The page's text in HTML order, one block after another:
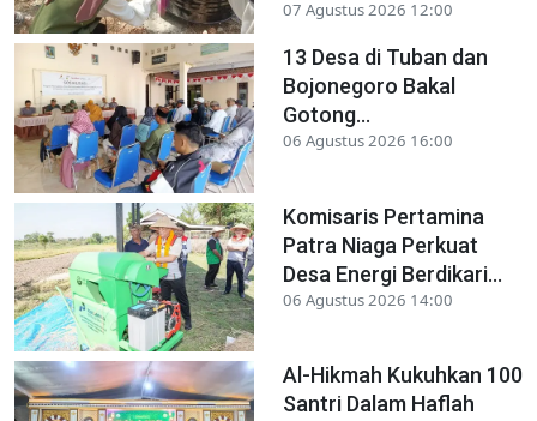
07 Agustus 2026 12:00
13 Desa di Tuban dan
Bojonegoro Bakal
Gotong...
06 Agustus 2026 16:00
Komisaris Pertamina
Patra Niaga Perkuat
Desa Energi Berdikari...
06 Agustus 2026 14:00
Al-Hikmah Kukuhkan 100
Santri Dalam Haflah